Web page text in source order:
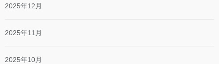
2025年12月
2025年11月
2025年10月